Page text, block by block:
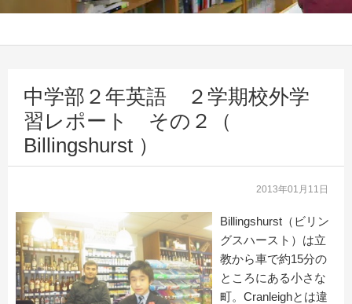
中学部２年英語 ２学期校外学
習レポート その２（
Billingshurst ）
2013年01月11日
Billingshurst（ビリン
グスハースト）は立
教から車で約15分の
ところにある小さな
町。Cranleighとは違